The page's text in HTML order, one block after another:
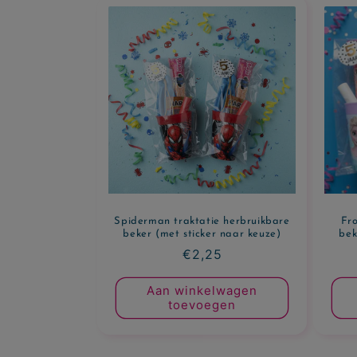
Spiderman traktatie herbruikbare
beker (met sticker naar keuze)
Normale
prijs
€2,25
Aan winkelwagen
toevoegen